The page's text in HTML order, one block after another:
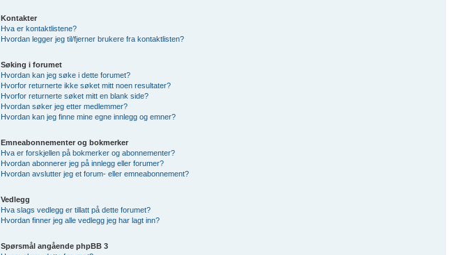
Kontakter
Hva er kontaktlistene?
Hvordan legger jeg til/fjerner brukere fra kontaktlisten?
Søking i forumet
Hvordan kan jeg søke i dette forumet?
Hvorfor returnerte ikke søket mitt noen resultater?
Hvorfor returnerte søket mitt en blank side?
Hvordan søker jeg etter medlemmer?
Hvordan kan jeg finne mine egne innlegg og emner?
Emneabonnementer og bokmerker
Hva er forskjellen på bokmerker og abonnementer?
Hvordan abonnerer jeg på innlegg eller forumer?
Hvordan avslutter jeg et forum- eller emneabonnement?
Vedlegg
Hva slags vedlegg er tillatt på dette forumet?
Hvordan finner jeg alle vedlegg jeg har lagt inn?
Spørsmål angående phpBB 3